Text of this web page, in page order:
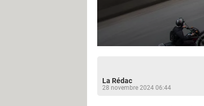
La Rédac
28 novembre 2024 06:44